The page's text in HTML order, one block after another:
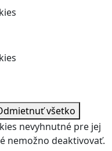
všetko
nevyhnutné pre jej
nemožno deaktivovať.